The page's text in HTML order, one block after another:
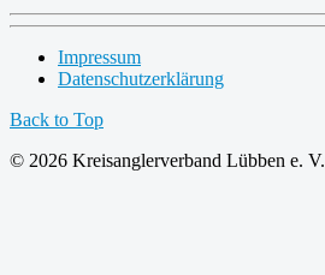
Impressum
Datenschutzerklärung
Back to Top
© 2026 Kreisanglerverband Lübben e. V.